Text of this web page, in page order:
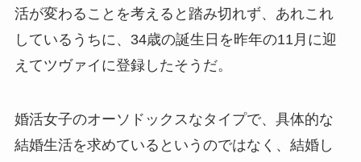
活が変わることを考えると踏み切れず、あれこれ
しているうちに、34歳の誕生日を昨年の11月に迎
えてツヴァイに登録したそうだ。
婚活女子のオーソドックスなタイプで、具体的な
結婚生活を求めているというのではなく、結婚し